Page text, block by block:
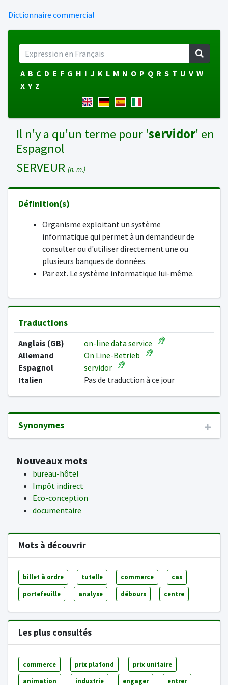
Dictionnaire commercial
A B C D E F G H I J K L M N O P Q R S T U V W
X Y Z
Il n'y a qu'un terme pour 'servidor' en
Espagnol
SERVEUR (n. m.)
Définition(s)
Organisme exploitant un système
informatique qui permet à un demandeur de
consulter ou d'utiliser directement une ou
plusieurs banques de données.
Par ext. Le système informatique lui-même.
Traductions
Anglais (GB)
on-line data service
Allemand
On Line-Betrieb
Espagnol
servidor
Italien
Pas de traduction à ce jour
Synonymes
Nouveaux mots
bureau-hôtel
Impôt indirect
Eco-conception
documentaire
Mots à découvrir
billet à ordre tutelle commerce cas
portefeuille analyse débours centre
Les plus consultés
commerce prix plafond prix unitaire
animation industrie engager entrer